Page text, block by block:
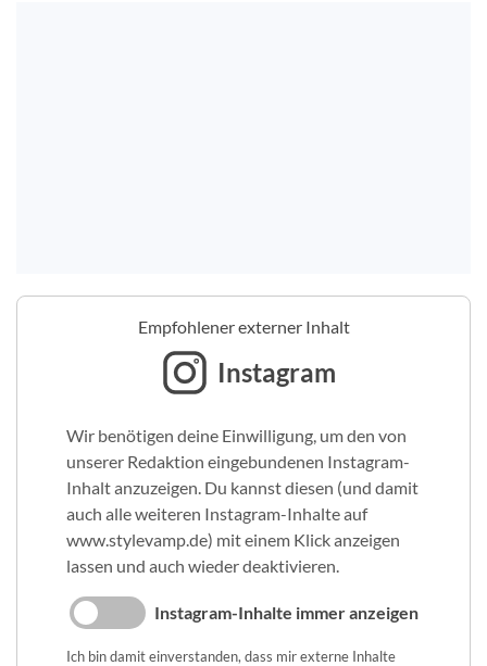
Empfohlener externer Inhalt
Instagram
Wir benötigen deine Einwilligung, um den von
unserer Redaktion eingebundenen Instagram-
Inhalt anzuzeigen. Du kannst diesen (und damit
auch alle weiteren Instagram-Inhalte auf
www.stylevamp.de) mit einem Klick anzeigen
lassen und auch wieder deaktivieren.
Instagram-Inhalte immer anzeigen
Ich bin damit einverstanden, dass mir externe Inhalte